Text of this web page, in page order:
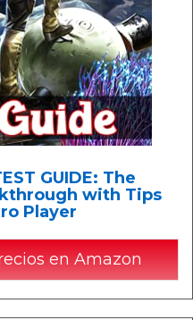
GUIDE: The
with Tips
Player
en Amazon